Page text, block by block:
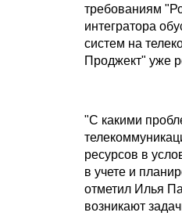
требованиям
интегратора
систем на
Проджект" уже
"С какими
ресурсов в
в учете и
отметил Илья
возникают